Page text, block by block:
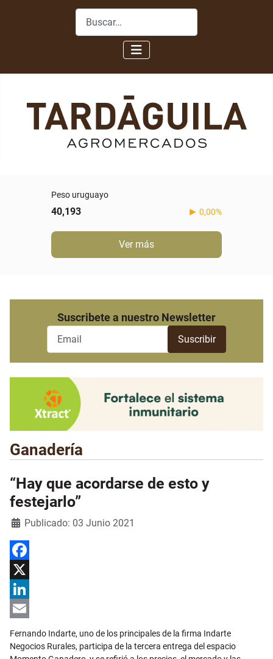
Buscar
Peso uruguayo
40,193 0,00%
Ver más
Suscribete a nuestro Newsletter
Ganadería
“Hay que acordarse de esto y
festejarlo”
Detalles
Publicado: 03 Junio 2021
Facebook
X
LinkedIn
Fernando Indarte, uno de los principales de la firma Indarte
Negocios Rurales, participa de la tercera entrega del espacio